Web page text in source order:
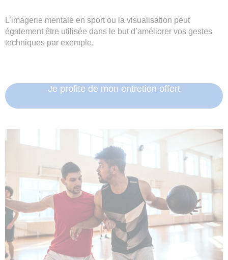
L’imagerie mentale en sport ou la visualisation peut
également être utilisée dans le but d’améliorer vos gestes
techniques par exemple.
Je profite de mon entretien offert